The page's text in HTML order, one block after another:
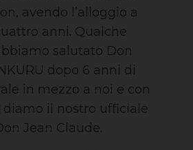
avendo l’alloggio a
anni. Qualche
salutato Don
dopo 6 anni di
in mezzo a noi e con
il nostro ufficiale
Jean Claude.